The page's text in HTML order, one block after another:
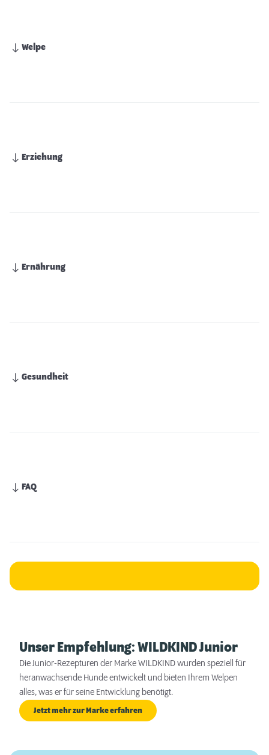
Welpe
Erziehung
Ernährung
Gesundheit
FAQ
Unser Empfehlung: WILDKIND Junior
Die Junior-Rezepturen der Marke WILDKIND wurden speziell für
heranwachsende Hunde entwickelt und bieten Ihrem Welpen
alles, was er für seine Entwicklung benötigt.
Jetzt mehr zur Marke erfahren